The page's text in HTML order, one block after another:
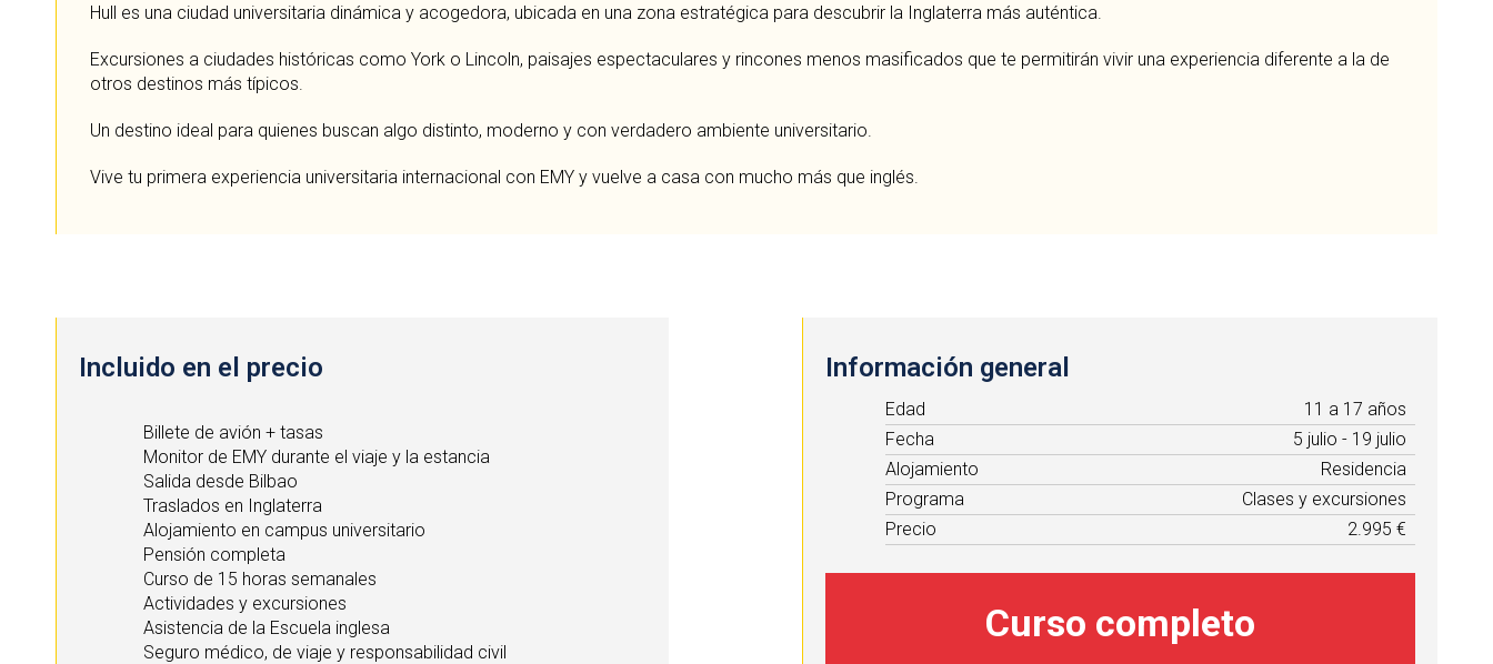
Hull es una ciudad universitaria dinámica y acogedora, ubicada en una zona estratégica para descubrir la Inglaterra más auténtica.
Excursiones a ciudades históricas como York o Lincoln, paisajes espectaculares y rincones menos masificados que te permitirán vivir una experiencia diferente a la de
otros destinos más típicos.
Un destino ideal para quienes buscan algo distinto, moderno y con verdadero ambiente universitario.
Vive tu primera experiencia universitaria internacional con EMY y vuelve a casa con mucho más que inglés.
Incluido en el precio
Billete de avión + tasas
Monitor de EMY durante el viaje y la estancia
Salida desde Bilbao
Traslados en Inglaterra
Alojamiento en campus universitario
Pensión completa
Curso de 15 horas semanales
Actividades y excursiones
Asistencia de la Escuela inglesa
Seguro médico, de viaje y responsabilidad civil
Información general
Edad
11 a 17 años
Fecha
5 julio - 19 julio
Alojamiento
Residencia
Programa
Clases y excursiones
Precio
2.995 €
Curso completo